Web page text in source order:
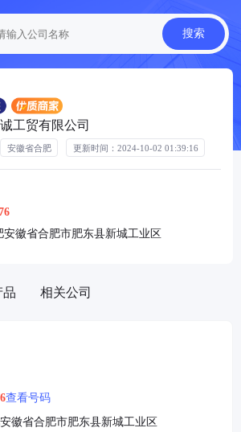
搜索
工贸有限公司
安徽省合肥 更新时间： 2024-10-02 01:39:16
安徽省合肥市肥东县新城工业区
品 相关公司
查看号码
徽省合肥市肥东县新城工业区